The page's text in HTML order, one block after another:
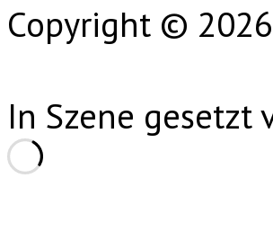
Copyright © 2026
In Szene gesetzt